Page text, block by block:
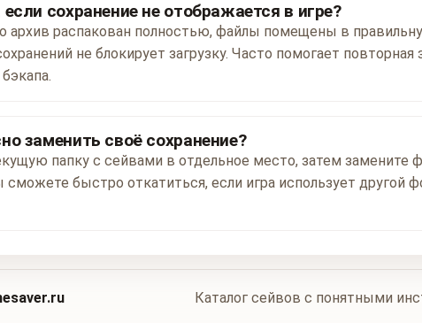
сохранение не отображается в игре?
архив распакован полностью, файлы помещены в
не блокирует загрузку. Часто помогает повторная
заменить своё сохранение?
папку с сейвами в отдельное место, затем замените
сможете быстро откатиться, если игра использует другой
Каталог сейвов с понятными